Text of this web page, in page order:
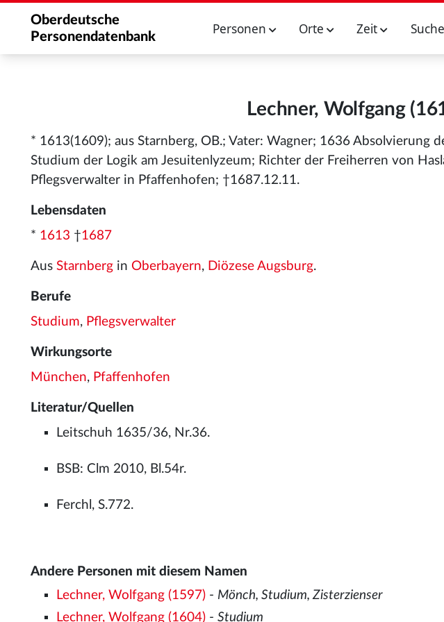
Oberdeutsche
Personendatenbank
Personen Orte Zeit Suche
Lechner, Wolfgang
* 1613(1609); aus Starnberg, OB.; Vater: Wagner; 1636 Absolvierung
Studium der Logik am Jesuitenlyzeum; Richter der Freiherren von
Pflegsverwalter in Pfaffenhofen; †1687.12.11.
Lebensdaten
* 1613 †1687
Aus Starnberg in Oberbayern, Diözese Augsburg.
Berufe
Studium, Pflegsverwalter
Wirkungsorte
München, Pfaffenhofen
Literatur/Quellen
Leitschuh 1635/36, Nr.36.
BSB: Clm 2010, Bl.54r.
Ferchl, S.772.
Andere Personen mit diesem Namen
Lechner, Wolfgang (1597) - Mönch, Studium, Zisterzienser
Lechner, Wolfgang (1604) -Studium